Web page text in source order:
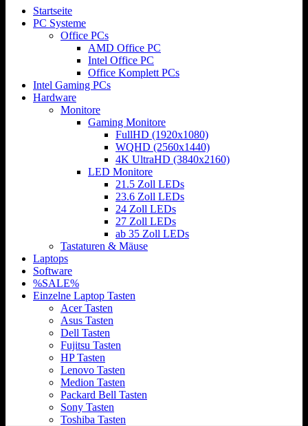
Startseite
PC Systeme
Office PCs
AMD Office PC
Intel Office PC
Office Komplett PCs
Intel Gaming PCs
Hardware
Monitore
Gaming Monitore
FullHD (1920x1080)
WQHD (2560x1440)
4K UltraHD (3840x2160)
LED Monitore
21.5 Zoll LEDs
23.6 Zoll LEDs
24 Zoll LEDs
27 Zoll LEDs
ab 35 Zoll LEDs
Tastaturen & Mäuse
Laptops
Software
%SALE%
Einzelne Laptop Tasten
Acer Tasten
Asus Tasten
Dell Tasten
Fujitsu Tasten
HP Tasten
Lenovo Tasten
Medion Tasten
Packard Bell Tasten
Sony Tasten
Toshiba Tasten